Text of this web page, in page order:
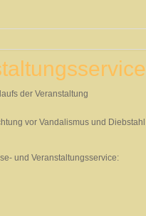
der Veranstaltung
vor Vandalismus und Diebstahl
und Veranstaltungsservice: